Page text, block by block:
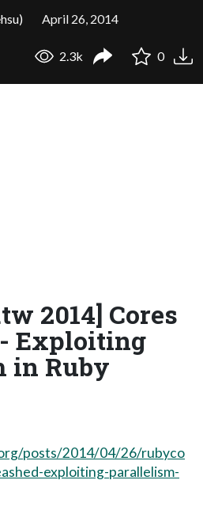
April 26, 2014
2.3k 0
2014] Cores
Exploiting
in Ruby
posts/2014/04/26/rubyco
exploiting-parallelism-